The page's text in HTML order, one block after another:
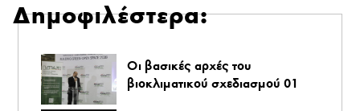
Δημοφιλέστερα:
Οι βασικές αρχές του
βιοκλιματικού σχεδιασμού 01